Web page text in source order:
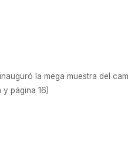
la mega muestra del
página 16)